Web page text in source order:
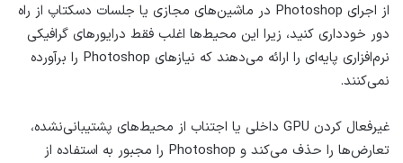
از اجرای Photoshop در ماشین‌های مجازی یا جلسات دسکتاپ از راه
دور خودداری کنید، زیرا این محیط‌ها اغلب فقط درایورهای گرافیکی
نرم‌افزاری پایه‌ای را ارائه می‌دهند که نیازهای Photoshop را برآورده
نمی‌کنند.
غیرفعال کردن GPU داخلی یا اجتناب از محیط‌های پشتیبانی‌نشده،
تعارض‌ها را حذف می‌کند و Photoshop را مجبور به استفاده از